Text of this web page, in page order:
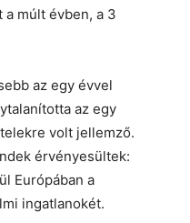
a múlt évben, a 3
az egy évvel
az egy
volt jellemző.
érvényesültek:
Európában a
ingatlanokét.